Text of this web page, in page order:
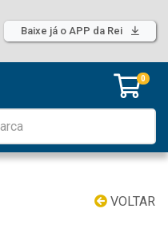
Baixe já o APP da Rei
0
VOLTAR